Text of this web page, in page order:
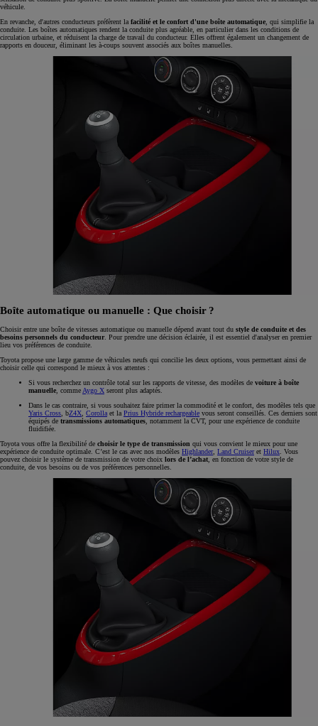
véhicule.
En revanche, d'autres conducteurs préfèrent la facilité et le confort d'une boîte automatique , qui simplifie la
conduite. Les boîtes automatiques rendent la conduite plus agréable, en particulier dans les conditions de
circulation urbaine, et réduisent la charge de travail du conducteur. Elles offrent également un changement de
rapports en douceur, éliminant les à-coups souvent associés aux boîtes manuelles.
Boîte automatique ou manuelle : Que choisir ?
Choisir entre une boîte de vitesses automatique ou manuelle dépend avant tout du style de conduite et des
besoins personnels du conducteur. Pour prendre une décision éclairée, il est essentiel d'analyser en premier
lieu vos préférences de conduite.
Toyota propose une large gamme de véhicules neufs qui concilie les deux options, vous permettant ainsi de
choisir celle qui correspond le mieux à vos attentes :
Si vous recherchez un contrôle total sur les rapports de vitesse, des modèles de voiture à boîte
manuelle, commeAygo X seront plus adaptés.
Dans le cas contraire, si vous souhaitez faire primer la commodité et le confort, des modèles tels que
Yaris Cross, bZ4X, Corolla et la Prius Hybride rechargeable vous seront conseillés. Ces derniers sont
équipés de transmissions automatiques, notamment la CVT, pour une expérience de conduite
fluidifiée.
Toyota vous offre la flexibilité de choisir le type de transmission qui vous convient le mieux pour une
expérience de conduite optimale. C’est le cas avec nos modèles Highlander, Land Cruiseret Hilux. Vous
pouvez choisir le système de transmission de votre choix lors de l’achat, en fonction de votre style de
conduite, de vos besoins ou de vos préférences personnelles.